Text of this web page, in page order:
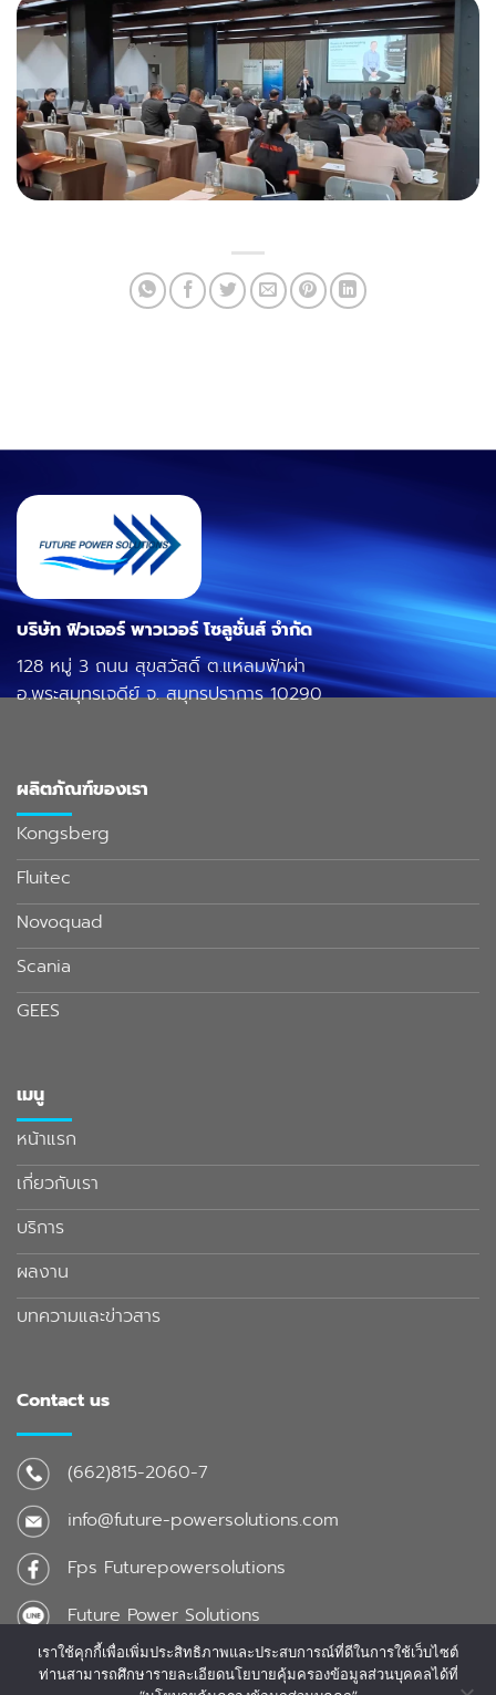
บริษัท ฟิวเจอร์ พาวเวอร์ โซลูชั่นส์ จำกัด
128 หมู่ 3 ถนน สุขสวัสดิ์ ต.แหลมฟ้าผ่า
อ.พระสมุทรเจดีย์ จ. สมุทรปราการ 10290
ผลิตภัณฑ์ของเรา
Kongsberg
Fluitec
Novoquad
Scania
GEES
เมนู
หน้าแรก
เกี่ยวกับเรา
บริการ
ผลงาน
บทความและข่าวสาร
Contact us
(662)815-2060-7
info@future-powersolutions.com
Fps Futurepowersolutions
Future Power Solutions
2026 © www.future-powersolutions.com Designed and
เราใช้คุกกี้เพื่อเพิ่มประสิทธิภาพและประสบการณ์ที่ดีในการใช้เว็บไซต์
ท่านสามารถศึกษารายละเอียดนโยบายคุ้มครองข้อมูลส่วนบุคคลได้ที่